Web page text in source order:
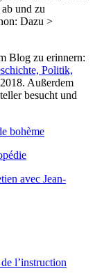
und zu
Dazu >
Blog zu erinnern:
Politik,
Außerdem
besucht und
bohème
avec Jean-
l’instruction